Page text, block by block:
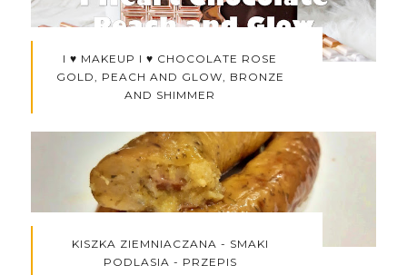
I ♥ MAKEUP I ♥ CHOCOLATE ROSE
GOLD, PEACH AND GLOW, BRONZE
AND SHIMMER
KISZKA ZIEMNIACZANA - SMAKI
PODLASIA - PRZEPIS